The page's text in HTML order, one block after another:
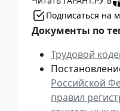
Подписаться на
Документы по
Трудовой
Российской
правил